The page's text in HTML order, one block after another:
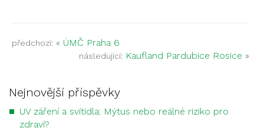
předchozí: « ÚMČ Praha 6
následující: Kaufland Pardubice Rosice »
Nejnovější příspěvky
UV záření a svítidla: Mýtus nebo reálné riziko pro
zdraví?